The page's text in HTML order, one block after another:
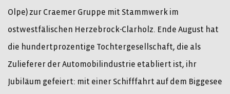
Olpe) zur Craemer Gruppe mit Stammwerk im
ostwestfälischen Herzebrock-Clarholz. Ende August hat
die hundertprozentige Tochtergesellschaft, die als
Zulieferer der Automobilindustrie etabliert ist, ihr
Jubiläum gefeiert: mit einer Schifffahrt auf dem Biggesee